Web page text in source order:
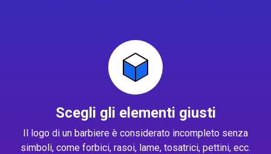
Scegli gli elementi giusti
Il logo di un barbiere è considerato incompleto senza
simboli, come forbici, rasoi, lame, tosatrici, pettini, ecc.